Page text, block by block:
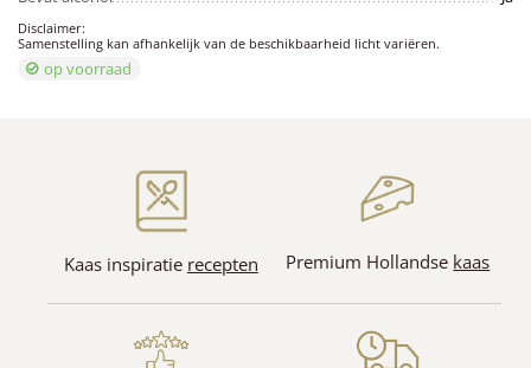
Disclaimer:
Samenstelling kan afhankelijk van de beschikbaarheid licht variëren.
op voorraad
Kaas inspiratie recepten Premium Hollandse kaas